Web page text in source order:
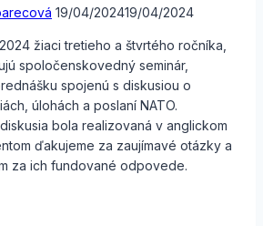
19/04/202419/04/2024
žiaci tretieho a štvrtého ročníka,
spoločenskovedný seminár,
spojenú s diskusiou o
úlohách a poslaní NATO.
bola realizovaná v anglickom
ďakujeme za zaujímavé otázky a
za ich fundované odpovede.